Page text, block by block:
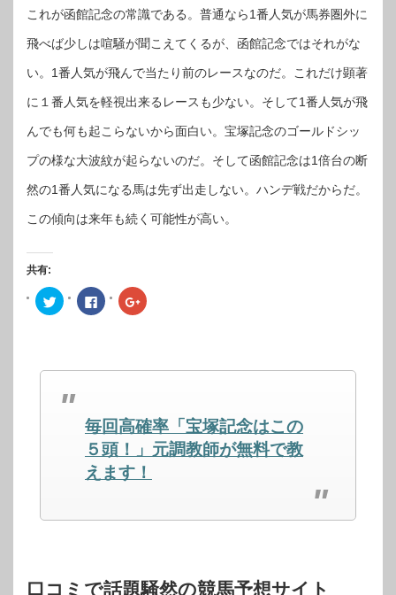
これが函館記念の常識である。普通なら1番人気が馬券圏外に
飛べば少しは喧騒が聞こえてくるが、函館記念ではそれがな
い。1番人気が飛んで当たり前のレースなのだ。これだけ顕著
に１番人気を軽視出来るレースも少ない。そして1番人気が飛
んでも何も起こらないから面白い。宝塚記念のゴールドシッ
プの様な大波紋が起らないのだ。そして函館記念は1倍台の断
然の1番人気になる馬は先ず出走しない。ハンデ戦だからだ。
この傾向は来年も続く可能性が高い。
共有:
ク
リ
で
有
(新
ま
Facebook
で
は
ク
し
て
く
だ
さ
い
ウ
開
ク
リ
で
し
い
ウ
ィ
ン
ド
ウ
ま
毎回高確率「宝塚記念はこの
５頭！」元調教師が無料で教
えます！
口コミで話題騒然の競馬予想サイト